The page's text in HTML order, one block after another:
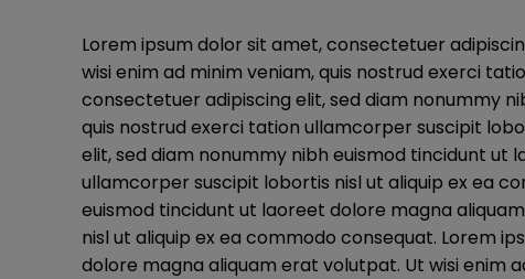
Lorem ipsum dolor sit amet, consectetuer
wisi enim ad minim veniam, quis nostrud exerci
consectetuer adipiscing elit, sed diam nonummy
quis nostrud exerci tation ullamcorper suscipit
elit, sed diam nonummy nibh euismod tincidunt ut
ullamcorper suscipit lobortis nisl ut aliquip ex ea
euismod tincidunt ut laoreet dolore magna
nisl ut aliquip ex ea commodo consequat. Lorem
dolore magna aliquam erat volutpat. Ut wisi enim